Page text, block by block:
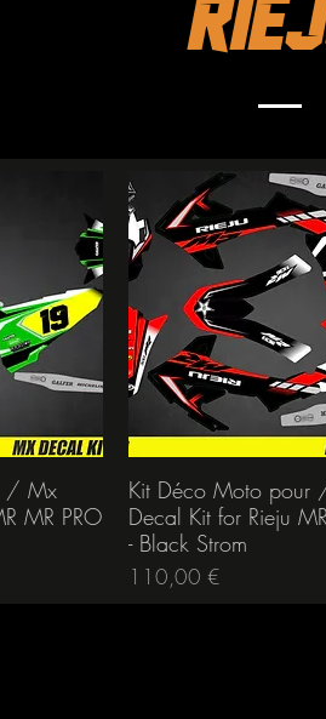
/ Mx
MR PRO
Kit Déco Moto pour
Decal Kit for Rieju
- Black Strom
Prix
110,00 €